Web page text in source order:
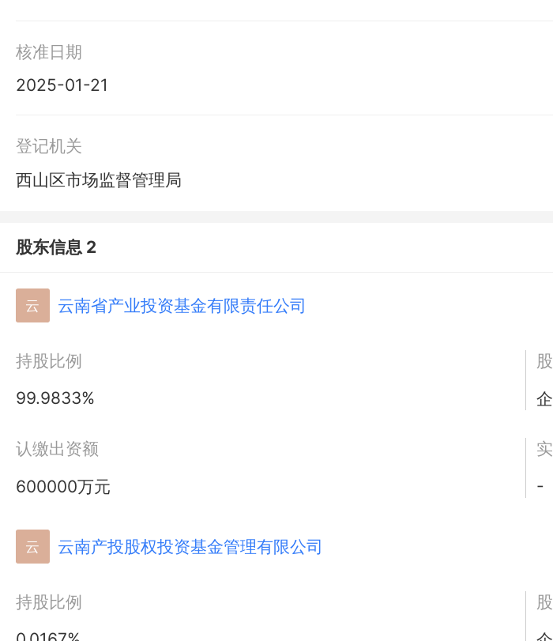
核准日期
2025-01-21
登记机关
西山区市场监督管理局
股东信息 2
云 云南省产业投资基金有限责任公司
持股比例
99.9833%
认缴出资额
600000万元
-
云 云南产投股权投资基金管理有限公司
持股比例